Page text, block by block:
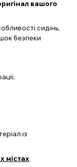
вашого
сидінь,
безпеки
із
містах